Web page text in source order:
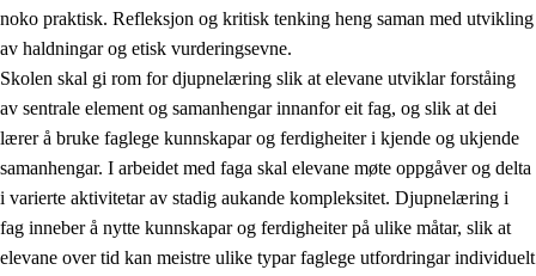
noko praktisk. Refleksjon og kritisk tenking heng saman med utvikling
av haldningar og etisk vurderingsevne.
Skolen skal gi rom for djupnelæring slik at elevane utviklar forståing
av sentrale element og samanhengar innanfor eit fag, og slik at dei
lærer å bruke faglege kunnskapar og ferdigheiter i kjende og ukjende
samanhengar. I arbeidet med faga skal elevane møte oppgåver og delta
i varierte aktivitetar av stadig aukande kompleksitet. Djupnelæring i
fag inneber å nytte kunnskapar og ferdigheiter på ulike måtar, slik at
elevane over tid kan meistre ulike typar faglege utfordringar individuelt